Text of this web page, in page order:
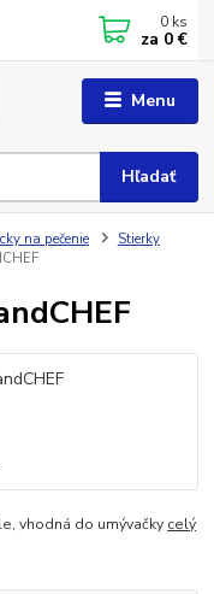
Menu
Hľadať
0 ks
za 0 €
na pečenie
Stierky
vhodná do umývačky celý